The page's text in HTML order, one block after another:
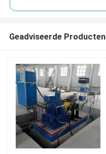
Thuis
Geadviseerde Producten